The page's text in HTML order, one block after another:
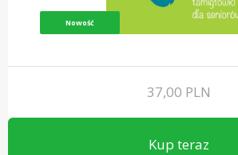
Nowość
37,00 PLN
Kup teraz